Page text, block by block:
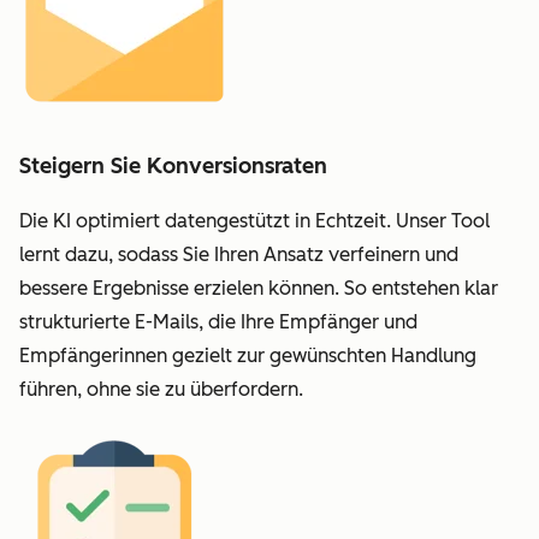
Steigern Sie Konversionsraten
Die KI optimiert datengestützt in Echtzeit. Unser Tool
lernt dazu, sodass Sie Ihren Ansatz verfeinern und
bessere Ergebnisse erzielen können. So entstehen klar
strukturierte E-Mails, die Ihre Empfänger und
Empfängerinnen gezielt zur gewünschten Handlung
führen, ohne sie zu überfordern.